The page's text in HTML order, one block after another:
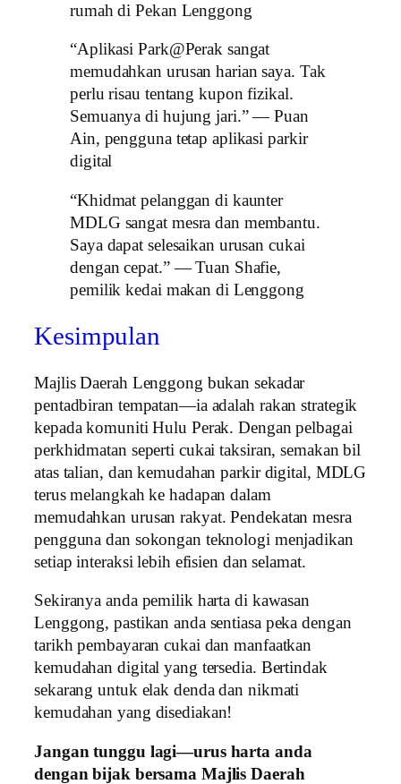
rumah di Pekan Lenggong
“Aplikasi Park@Perak sangat
memudahkan urusan harian saya. Tak
perlu risau tentang kupon fizikal.
Semuanya di hujung jari.” — Puan
Ain, pengguna tetap aplikasi parkir
digital
“Khidmat pelanggan di kaunter
MDLG sangat mesra dan membantu.
Saya dapat selesaikan urusan cukai
dengan cepat.” — Tuan Shafie,
pemilik kedai makan di Lenggong
Kesimpulan
Majlis Daerah Lenggong bukan sekadar
pentadbiran tempatan—ia adalah rakan strategik
kepada komuniti Hulu Perak. Dengan pelbagai
perkhidmatan seperti cukai taksiran, semakan bil
atas talian, dan kemudahan parkir digital, MDLG
terus melangkah ke hadapan dalam
memudahkan urusan rakyat. Pendekatan mesra
pengguna dan sokongan teknologi menjadikan
setiap interaksi lebih efisien dan selamat.
Sekiranya anda pemilik harta di kawasan
Lenggong, pastikan anda sentiasa peka dengan
tarikh pembayaran cukai dan manfaatkan
kemudahan digital yang tersedia. Bertindak
sekarang untuk elak denda dan nikmati
kemudahan yang disediakan!
Jangan tunggu lagi—urus harta anda
dengan bijak bersama Majlis Daerah